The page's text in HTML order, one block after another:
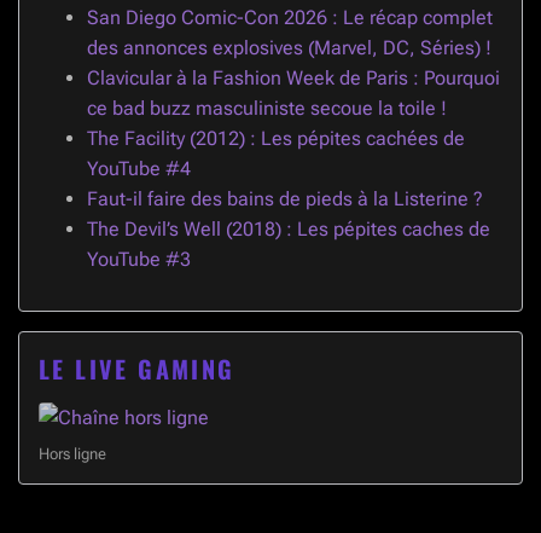
San Diego Comic-Con 2026 : Le récap complet
des annonces explosives (Marvel, DC, Séries) !
Clavicular à la Fashion Week de Paris : Pourquoi
ce bad buzz masculiniste secoue la toile !
The Facility (2012) : Les pépites cachées de
YouTube #4
Faut-il faire des bains de pieds à la Listerine ?
The Devil’s Well (2018) : Les pépites caches de
YouTube #3
LE LIVE GAMING
Hors ligne